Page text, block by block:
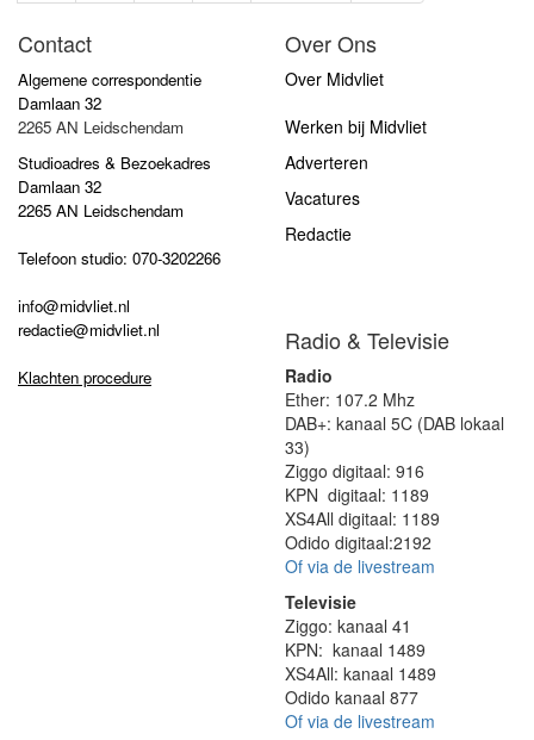
Contact
Algemene correspondentie
Damlaan 32
2265 AN Leidschendam
Studioadres & Bezoekadres
Damlaan 32
2265 AN Leidschendam
Telefoon studio: 070-3202266
info@midvliet.nl
redactie@midvliet.nl
Klachten procedure
Over Ons
Over Midvliet
Werken bij Midvliet
Adverteren
Vacatures
Redactie
Radio & Televisie
Radio
Ether: 107.2 Mhz
DAB+: kanaal 5C (DAB lokaal
33)
Ziggo digitaal: 916
KPN digitaal: 1189
XS4All digitaal: 1189
Odido digitaal:2192
Of via de livestream
Televisie
Ziggo: kanaal 41
KPN: kanaal 1489
XS4All: kanaal 1489
Odido kanaal 877
Of via de livestream